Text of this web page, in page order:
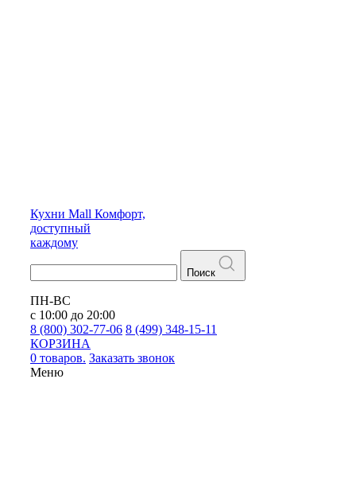
Кухни Mall Комфорт,
доступный
каждому
Поиск
ПН-ВС
с 10:00 до 20:00
8 (800) 302-77-06 8 (499) 348-15-11
КОРЗИНА
0 товаров. Заказать звонок
Меню